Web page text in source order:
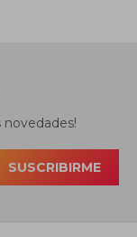
novedades!
SUSCRIBIRME